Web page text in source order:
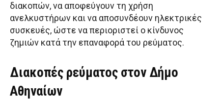
διακοπών, να αποφεύγουν τη χρήση
ανελκυστήρων και να αποσυνδέουν ηλεκτρικές
συσκευές, ώστε να περιοριστεί ο κίνδυνος
ζημιών κατά την επαναφορά του ρεύματος.
Διακοπές ρεύματος στον Δήμο
Αθηναίων